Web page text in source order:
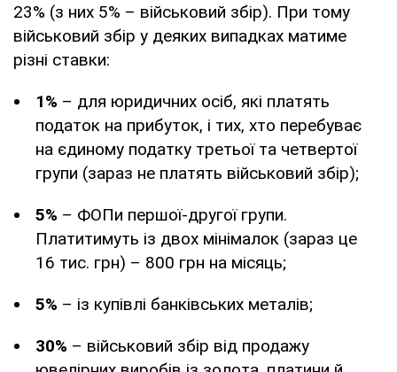
23% (з них 5% – військовий збір). При тому
військовий збір у деяких випадках матиме
різні ставки:
1% – для юридичних осіб, які платять
податок на прибуток, і тих, хто перебуває
на єдиному податку третьої та четвертої
групи (зараз не платять військовий збір);
5% – ФОПи першої-другої групи.
Платитимуть із двох мінімалок (зараз це
16 тис. грн) – 800 грн на місяць;
5% – із купівлі банківських металів;
30% – військовий збір від продажу